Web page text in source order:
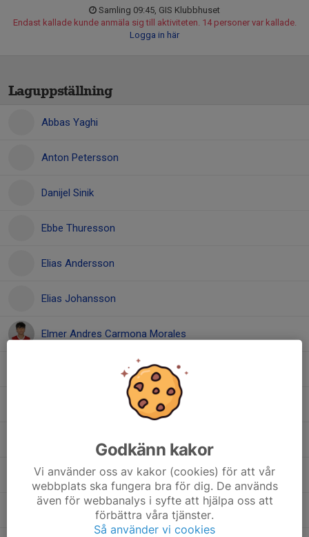
Samling 09:45, GIS Klubbhuset
Endast kallade kunde anmäla sig till aktiviteten. 14 personer var kallade.
Logga in här
Laguppställning
Abbas Yaghi
Anton Petersson
Danijel Sinik
Ebbe Thuresson
Elias Andersson
Elias Johansson
Elmer Andres Carmona Morales
Gabriel Dojcinovski
, Herr Junior
Samuel Löbo
Sixten Bjurbäck
Godkänn kakor
Vi använder oss av kakor (cookies) för att vår
webbplats ska fungera bra för dig. De används
även för webbanalys i syfte att hjälpa oss att
förbättra våra tjänster.
Så använder vi cookies